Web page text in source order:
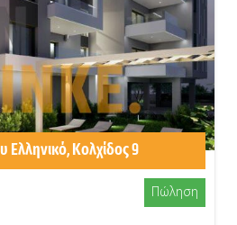
Ελληνικό, Κολχίδος 9
Πώληση